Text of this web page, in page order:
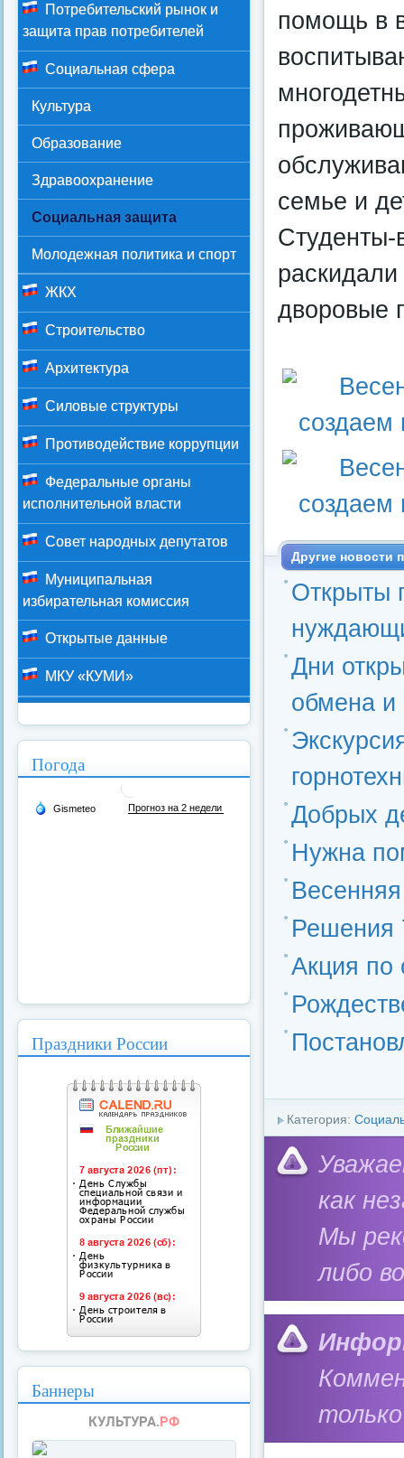
помощь в
семье и
Студенты-
дворовые
Другие новости
Открыты
Дни
обмена
Добрых
Нужна
Решения
Акция по
Категория:
как
Мы
либо
Потребительский рынок и
защита прав потребителей
Социальная сфера
Культура
Образование
Здравоохранение
Социальная защита
Молодежная политика и спорт
ЖКХ
Строительство
Архитектура
Силовые структуры
Противодействие коррупции
Федеральные органы
исполнительной власти
Совет народных депутатов
Муниципальная
избирательная комиссия
Открытые данные
МКУ «КУМИ»
Погода
Праздники России
Баннеры